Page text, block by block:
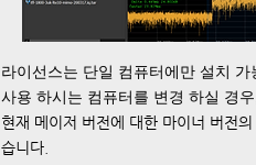
라이선스는 단일 컴퓨터에만 설치 가
사용 하시는 컴퓨터를 변경 하실 경
현재 메이저 버전에 대한 마이너 버전
습니다.